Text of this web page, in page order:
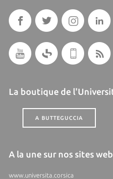
La boutique de
A BUTTEGUCCIA
A la une sur nos sites web
www.universita.corsica